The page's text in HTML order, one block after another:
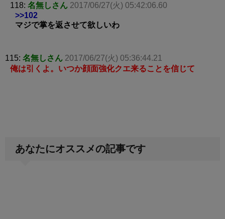
118: 名無しさん 2017/06/27(火) 05:42:06.60
>>102
マジで掌を返させて欲しいわ
115: 名無しさん 2017/06/27(火) 05:36:44.21
俺は引くよ。いつか顔面強化クエ来ることを信じて
あなたにオススメの記事です